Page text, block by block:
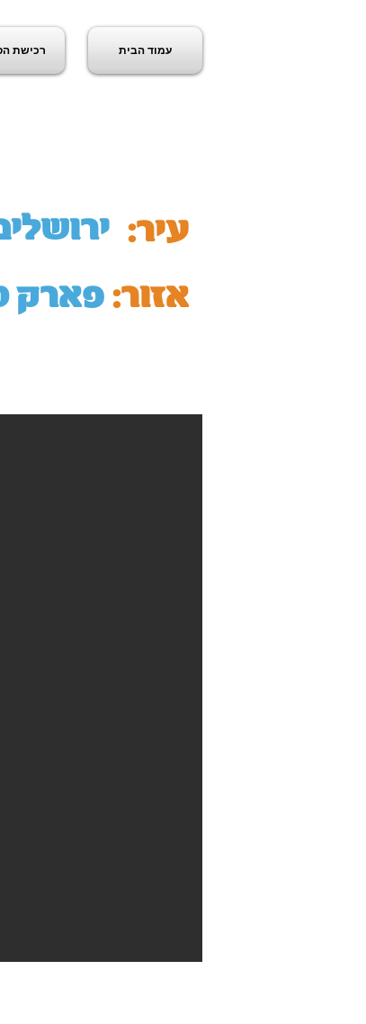
עמוד הבית רכישת
עיר:
פארק אזור: